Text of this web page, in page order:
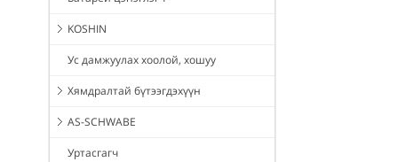
KOSHIN
Ус дамжуулах хоолой, хошуу
Хямдралтай бүтээгдэхүүн
AS-SCHWABE
Уртасгагч